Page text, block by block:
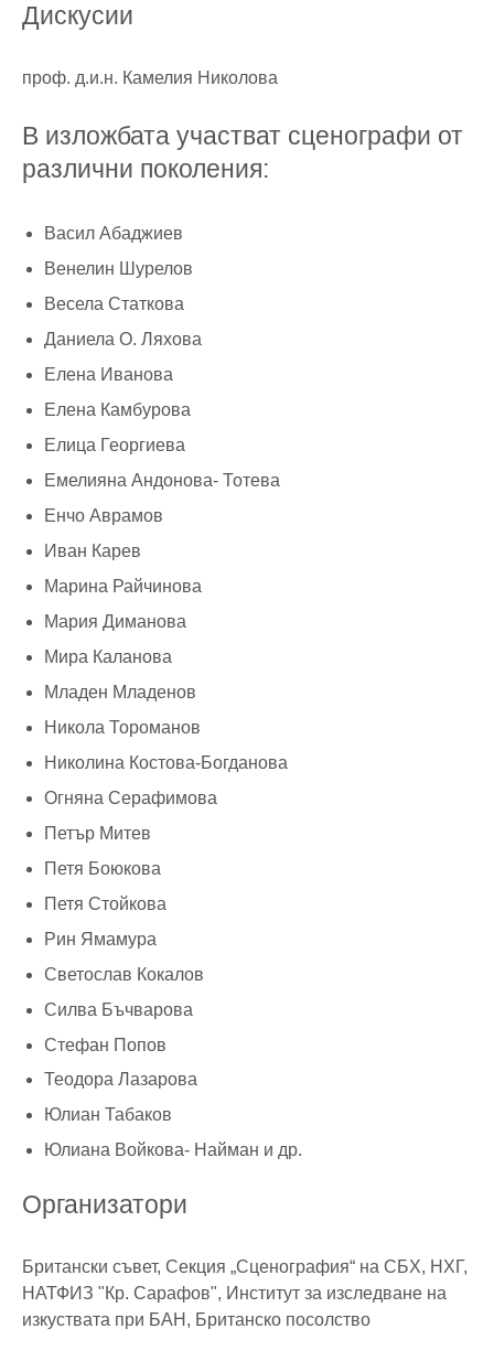
Дискусии
проф. д.и.н. Камелия Николова
В изложбата участват сценографи от
различни поколения:
Васил Абаджиев
Венелин Шурелов
Весела Статкова
Даниела О. Ляхова
Елена Иванова
Елена Камбурова
Елица Георгиева
Емелияна Андонова- Тотева
Енчо Аврамов
Иван Карев
Марина Райчинова
Мария Диманова
Мира Каланова
Младен Младенов
Никола Тороманов
Николина Костова-Богданова
Огняна Серафимова
Петър Митев
Петя Боюкова
Петя Стойкова
Рин Ямамура
Светослав Кокалов
Силва Бъчварова
Стефан Попов
Теодора Лазарова
Юлиан Табаков
Юлиана Войкова- Найман и др.
Организатори
Британски съвет, Секция „Сценография“ на СБХ, НХГ,
НАТФИЗ "Кр. Сарафов", Институт за изследване на
изкуствата при БАН, Британско посолство